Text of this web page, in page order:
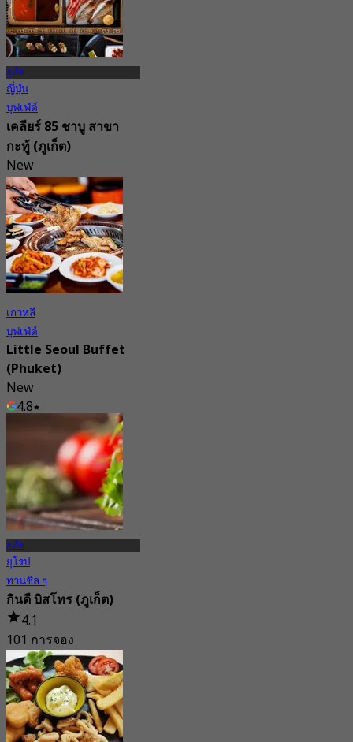
ภูเก็ต
ญี่ปุ่น
บุฟเฟ่ต์
เคลียร์ 85 ชาบู สาขา
กะทู้ (ภูเก็ต)
New
4.7
จาก฿ 698
เกาหลี
บุฟเฟ่ต์
Little Seoul Buffet
(Phuket)
New
4.8
จาก฿ 428
ภูเก็ต
ยุโรป
ทานชิล ๆ
กินดี บิสโทร (ภูเก็ต)
4.1
101 การจอง
จาก฿ 395